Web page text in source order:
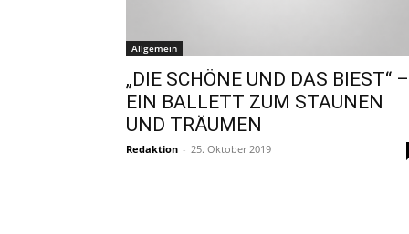
Allgemein
„DIE SCHÖNE UND DAS BIEST“ –
EIN BALLETT ZUM STAUNEN
UND TRÄUMEN
Redaktion - 25. Oktober 2019